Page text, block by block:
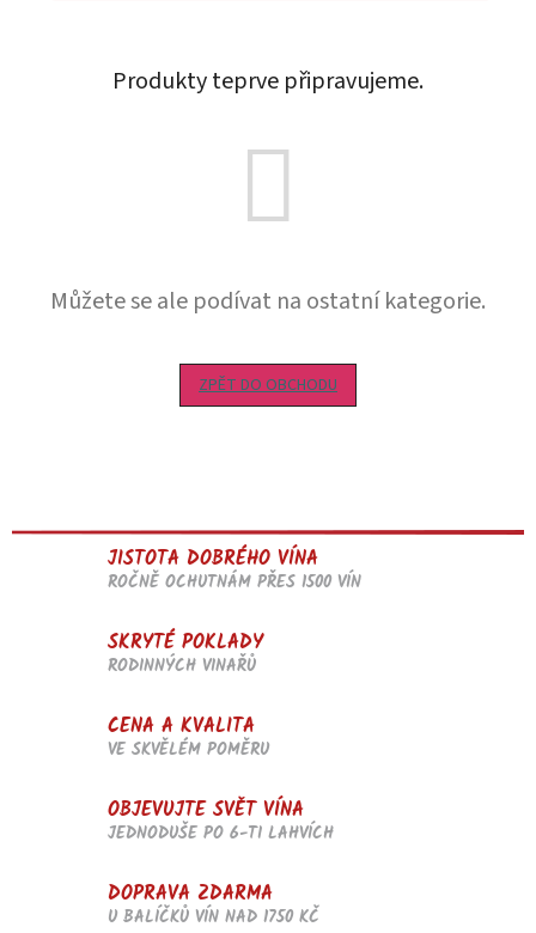
Produkty teprve připravujeme.
Můžete se ale podívat na ostatní kategorie.
ZPĚT DO OBCHODU
JISTOTA DOBRÉHO VÍNA
ROČNĚ OCHUTNÁM PŘES 1500 VÍN
SKRYTÉ POKLADY
RODINNÝCH VINAŘŮ
CENA A KVALITA
VE SKVĚLÉM POMĚRU
OBJEVUJTE SVĚT VÍNA
JEDNODUŠE PO 6-TI LAHVÍCH
DOPRAVA ZDARMA
U BALÍČKŮ VÍN NAD 1750 KČ